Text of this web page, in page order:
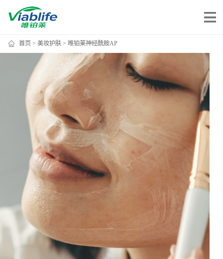
唯铂莱
公司介绍
公司团队
公司动态
加入我们
唯产品
美妆护肤
健康食品
生物基新材料
唯创新
智能生物乐高平台
高通量骐骥平台
唯责任
首页 > 美妆护肤> 唯铂莱神经酰胺AP